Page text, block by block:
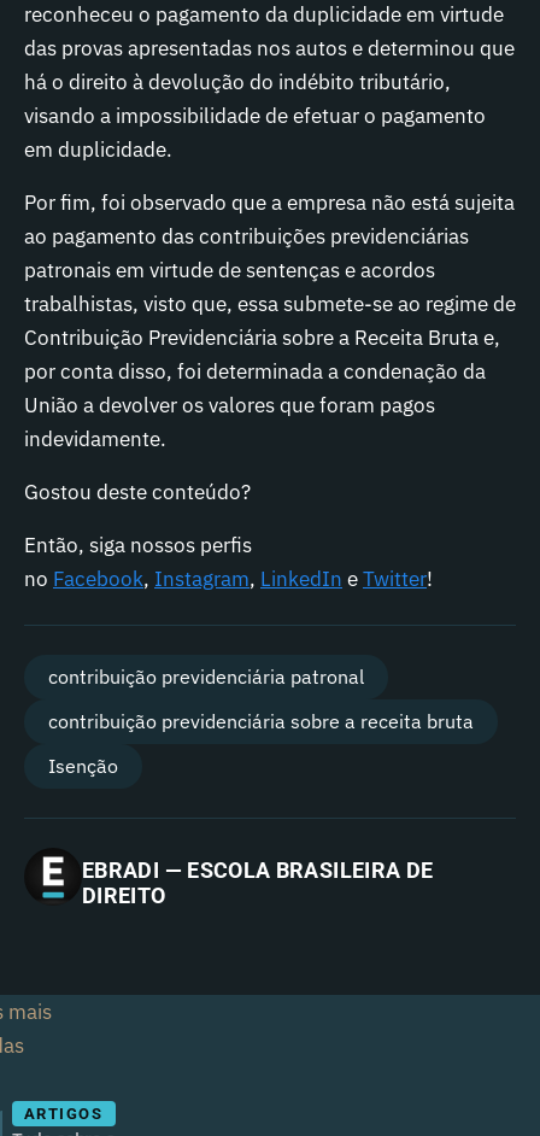
reconheceu o pagamento da duplicidade em virtude
das provas apresentadas nos autos e determinou que
há o direito à devolução do indébito tributário,
visando a impossibilidade de efetuar o pagamento
em duplicidade.
Por fim, foi observado que a empresa não está sujeita
ao pagamento das contribuições previdenciárias
patronais em virtude de sentenças e acordos
trabalhistas, visto que, essa submete-se ao regime de
Contribuição Previdenciária sobre a Receita Bruta e,
por conta disso, foi determinada a condenação da
União a devolver os valores que foram pagos
indevidamente.
Gostou deste conteúdo?
Então, siga nossos perfis
no Facebook, Instagram, LinkedIn eTwitter!
contribuição previdenciária patronal
contribuição previdenciária sobre a receita bruta
Isenção
EBRADI — ESCOLA BRASILEIRA DE
DIREITO
mais
ARTIGOS